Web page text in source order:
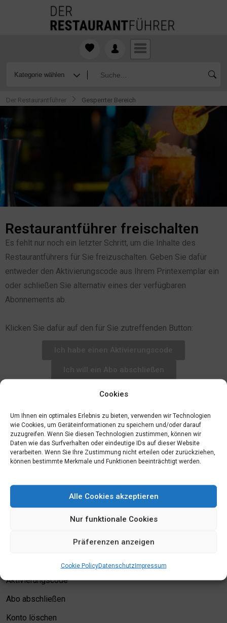
Cookies
Um Ihnen ein optimales Erlebnis zu bieten, verwenden wir Technologien
wie Cookies, um Geräteinformationen zu speichern und/oder darauf
zuzugreifen. Wenn Sie diesen Technologien zustimmen, können wir
Daten wie das Surfverhalten oder eindeutige IDs auf dieser Website
verarbeiten. Wenn Sie Ihre Zustimmung nicht erteilen oder zurückziehen,
können bestimmte Merkmale und Funktionen beeinträchtigt werden.
Alle Cookies akzeptieren
Nur funktionale Cookies
Präferenzen anzeigen
Cookie PolicyDatenschutzImpressum
Der Restaurantführer Gesperrter Bereich
Restaurantführer freischalten
Es fehlt nur noch ein letzter Schritt, um die Inhalte des
Restaurantführers für Sie freizuschalten. Geben Sie dafür
entweder den Aktivierungscode aus Ihrem Printexemplar ein
oder schließen Sie alternativ eines der verfügbaren
Abonnements ab.
Klicken Sie dafür auf den für Sie zutreffenden Button:
Login
Bewertungskriterien
Aktivierungscode
Abo abschließen
Konto löschen